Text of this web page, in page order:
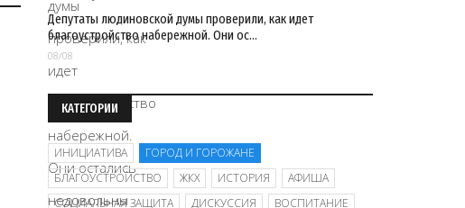
Депутаты людиновской думы проверили, как идет
благоустройство набережной. Они ос…
08/08
КАТЕГОРИИ
ИНИЦИАТИВА
ГОРОД И ГОРОЖАНЕ
БЛАГОУСТРОЙСТВО
ЖКХ ИСТОРИЯ
АФИША
СОЦИАЛЬНАЯ ЗАЩИТА
ДИСКУССИЯ
ВОСПИТАНИЕ